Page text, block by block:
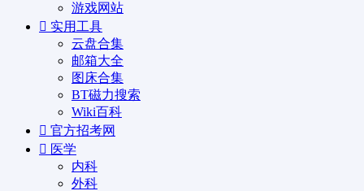
游戏网站
实用工具
云盘合集
邮箱大全
图床合集
BT磁力搜索
Wiki百科
官方招考网
医学
内科
外科